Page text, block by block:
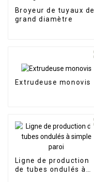
Broyeur de tuyaux de
grand diamètre
Extrudeuse monovis
Ligne de production
de tubes ondulés à